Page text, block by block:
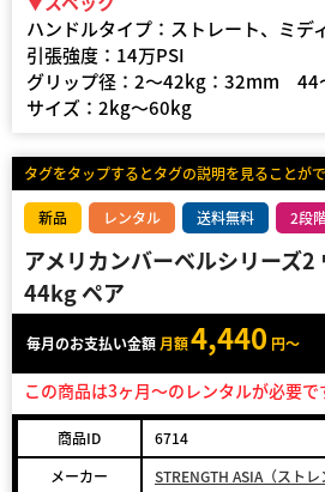
ハンドルタイプ：ストレート、ミデ
引張強度：14万PSI
グリップ径：2〜42kg：32mm 44
サイズ：2kg〜60kg
タグをタップするとタグの説明を見ることがで
新品 レンタル 送料無料 2段
アメリカンバーベルシリーズ
44kg ペア
毎月のお支払い金額 月額4,440 円～
この商品は3ヶ月～のレンタルが必要で
商品ID
6714
メーカー
STRENGTH ASIA（ストレ